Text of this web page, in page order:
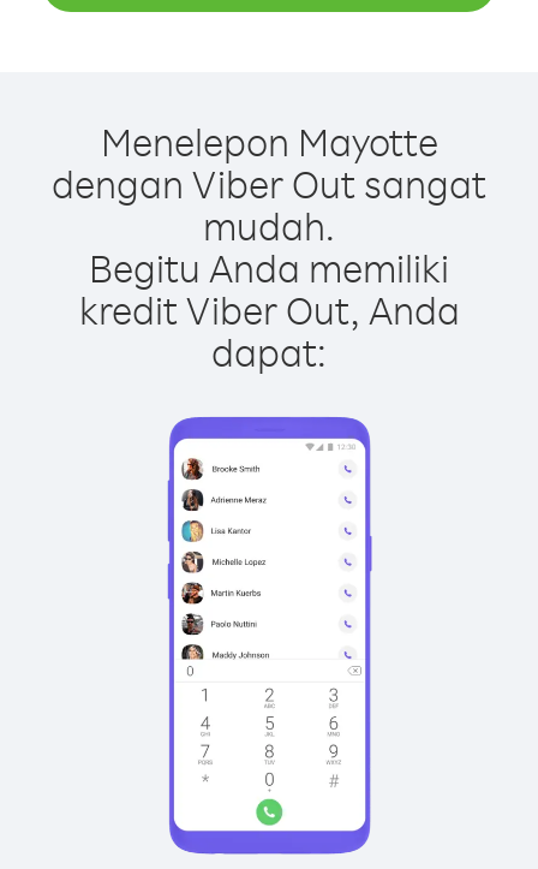
Menelepon Mayotte
dengan Viber Out sangat
mudah.
Begitu Anda memiliki
kredit Viber Out, Anda
dapat: